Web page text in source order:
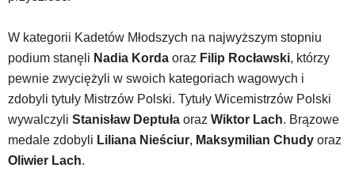
znajdować
powszechnie
używane
elementy
wideo
portalu
oraz
W kategorii Kadetów Młodszych na najwyższym stopniu
podium stanęli Nadia Korda oraz Filip Rocławski, którzy
pewnie zwyciężyli w swoich kategoriach wagowych i
zdobyli tytuły Mistrzów Polski. Tytuły Wicemistrzów Polski
wywalczyli Stanisław Deptuła oraz Wiktor Lach. Brązowe
medale zdobyli Liliana Nieściur, Maksymilian Chudy oraz
Oliwier Lach.